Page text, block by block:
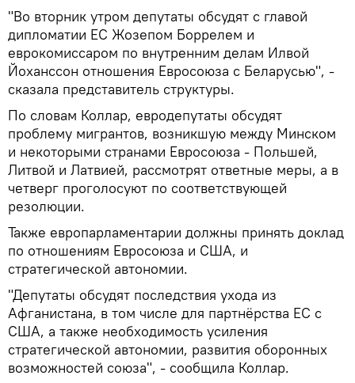
"Во вторник утром депутаты обсудят с главой
дипломатии ЕС Жозепом Боррелем и
еврокомиссаром по внутренним делам Илвой
Йоханссон отношения Евросоюза с Беларусью", -
сказала представитель структуры.
По словам Коллар, евродепутаты обсудят
проблему мигрантов, возникшую между Минском
и некоторыми странами Евросоюза - Польшей,
Литвой и Латвией, рассмотрят ответные меры, а в
четверг проголосуют по соответствующей
резолюции.
Также европарламентарии должны принять доклад
по отношениям Евросоюза и США, и
стратегической автономии.
"Депутаты обсудят последствия ухода из
Афганистана, в том числе для партнёрства ЕС с
США, а также необходимость усиления
стратегической автономии, развития оборонных
возможностей союза", - сообщила Коллар.